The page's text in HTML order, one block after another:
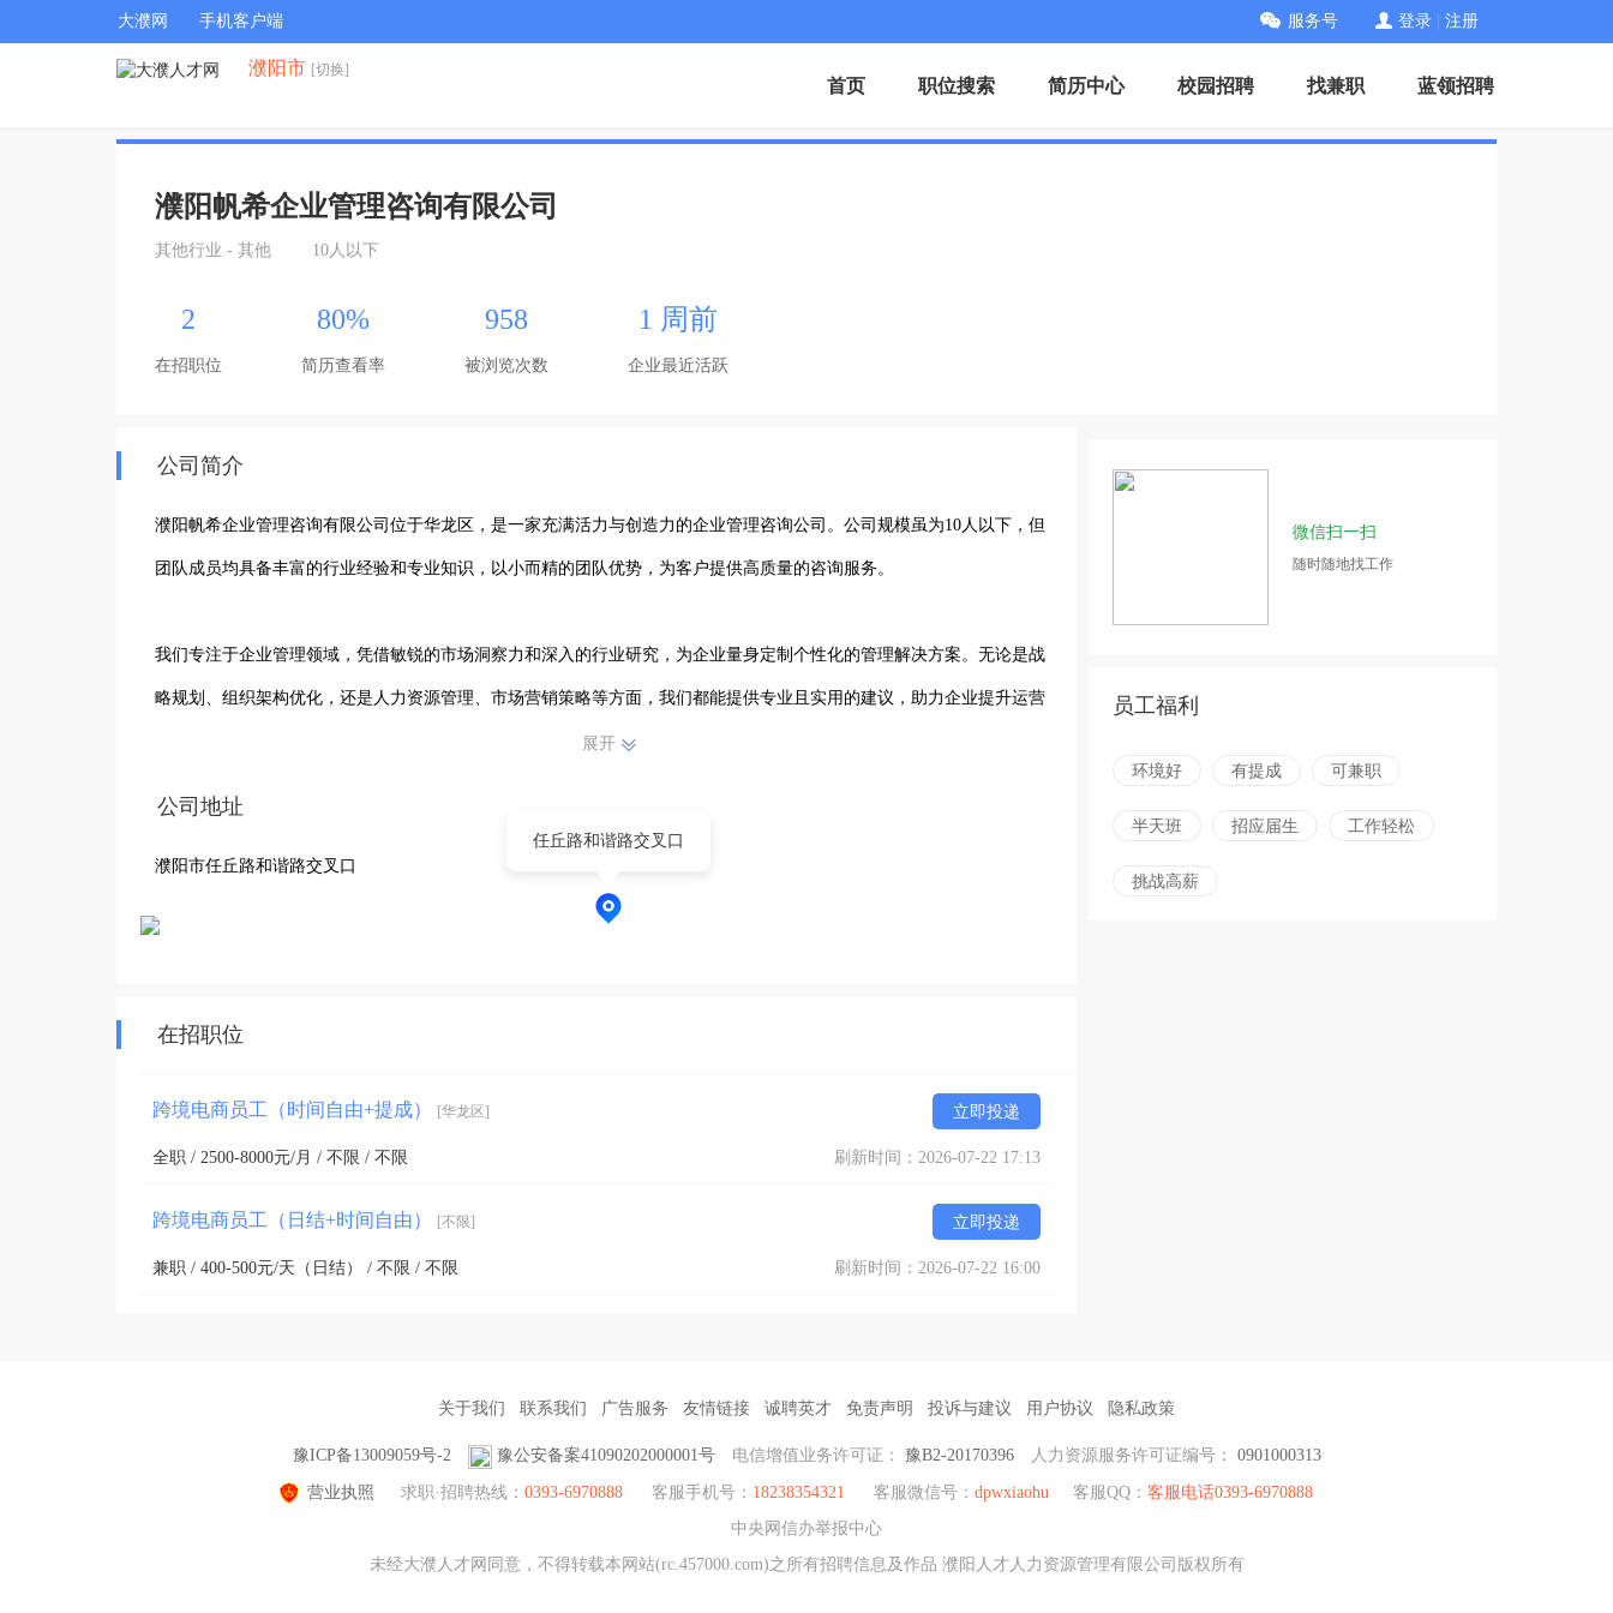
大濮网 手机客户端 服务号 登录 注册
濮阳市 [切换]
首页 职位搜索 简历中心 校园招聘 找兼职 蓝领招聘
濮阳帆希企业管理咨询有限公司
其他行业 - 其他 10人以下
2
在招职位
80%
简历查看率
958
被浏览次数
1 周前
企业最近活跃
公司简介
濮阳帆希企业管理咨询有限公司位于华龙区，是一家充满活力与创造力的企业管理咨询公司。公司规模虽为10人以下，但
团队成员均具备丰富的行业经验和专业知识，以小而精的团队优势，为客户提供高质量的咨询服务。
我们专注于企业管理领域，凭借敏锐的市场洞察力和深入的行业研究，为企业量身定制个性化的管理解决方案。无论是战
略规划、组织架构优化，还是人力资源管理、市场营销策略等方面，我们都能提供专业且实用的建议，助力企业提升运营
在服务过程中，我们始终秉持着专业、负责、高效的态度，与客户紧密合作，深入了解企业需求，确保每一个方案都能切
实解决问题，带来实际价值。我们致力于成为企业发展道路上的得力伙伴，陪伴企业共同成长，在华龙区这片土地上，为
众多企业提供专业支持，赢得了良好的口碑。濮阳帆希企业管理咨询有限公司，正以稳健的步伐，在企业管理咨询领域不
展开
公司地址
濮阳市任丘路和谐路交叉口
任丘路和谐路交叉口
在招职位
跨境电商员工（时间自由+提成） [华龙区] 立即投递
全职 / 2500-8000元/月 / 不限 / 不限 刷新时间：2026-07-22 17:13
跨境电商员工（日结+时间自由） [不限] 立即投递
兼职 / 400-500元/天（日结） / 不限 / 不限 刷新时间：2026-07-22 16:00
微信扫一扫
随时随地找工作
员工福利
环境好 有提成 可兼职
半天班 招应届生 工作轻松
挑战高薪
关于我们 联系我们 广告服务 友情链接 诚聘英才 免责声明 投诉与建议 用户协议 隐私政策
豫ICP备13009059号-2 豫公安备案41090202000001号 电信增值业务许可证： 豫B2-20170396 人力资源服务许可证编号： 0901000313
营业执照 求职·招聘热线： 0393-6970888 客服手机号： 18238354321 客服微信号： dpwxiaohu 客服QQ： 客服电话0393-6970888
中央网信办举报中心
未经大濮人才网同意，不得转载本网站(rc.457000.com)之所有招聘信息及作品 濮阳人才人力资源管理有限公司版权所有